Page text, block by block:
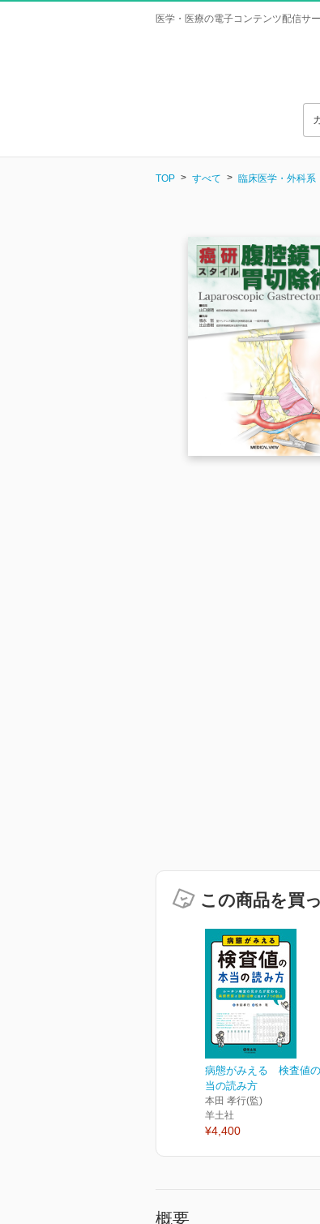
医学・医療の電子コンテンツ配信サ
TOP すべて 臨床医学・外科系
この商品を買
病態がみえる 検査値
当の読み方
本田 孝行(監)
羊土社
¥4,400
概要